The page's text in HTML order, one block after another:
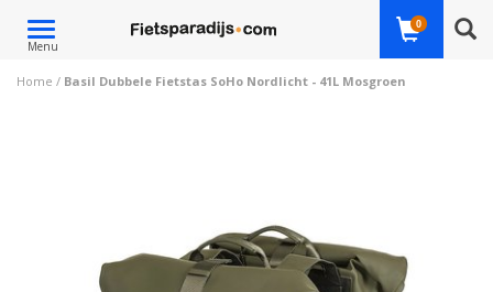
Toggle
navigation
Menu
0
Home / Basil Dubbele Fietstas SoHo Nordlicht - 41L Mosgroen